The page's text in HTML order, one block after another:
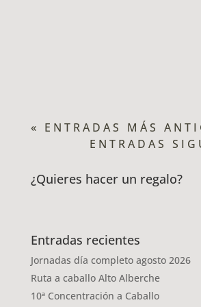
« ENTRADAS MÁS
ENTRADAS
¿Quieres hacer un regalo?
Entradas recientes
Jornadas día completo agosto 2026
Ruta a caballo Alto Alberche
10ª Concentración a Caballo